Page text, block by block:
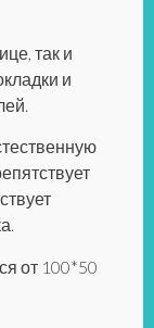
так и
и
от 100*50